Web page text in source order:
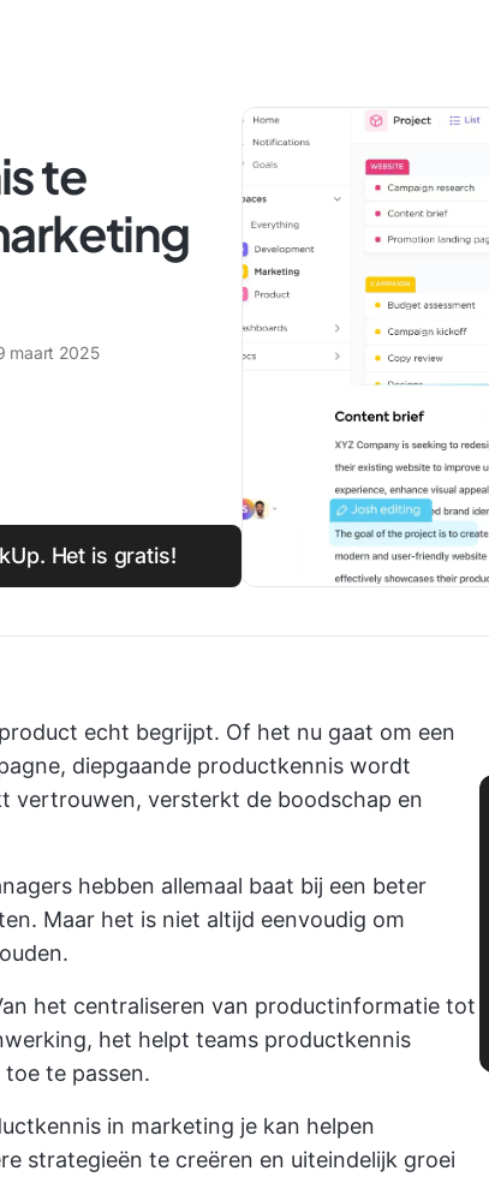
te
maart 2025
Het is gratis!
echt begrijpt. Of het nu gaat om een
diepgaande productkennis wordt
vertrouwen, versterkt de boodschap en
hebben allemaal baat bij een beter
Maar het is niet altijd eenvoudig om
het centraliseren van productinformatie tot
het helpt teams productkennis
te passen.
in marketing je kan helpen
strategieën te creëren en uiteindelijk groei